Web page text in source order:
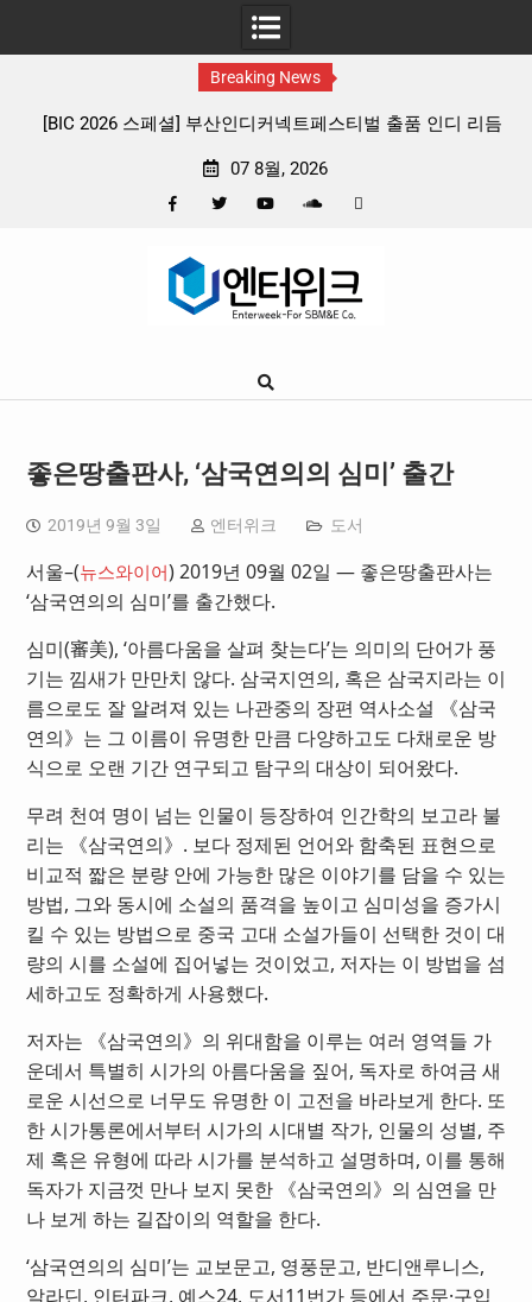
Breaking News
커넥트페스티벌 출품 인디 리듬
판타지 케이팝 애니메이션 ‘고
07 8월, 2026
Google
좋은땅출판사, ‘삼국연의의 심미’ 출간
2019년 9월 3일 엔터위크 도서
서울–(뉴스와이어) 2019년 09월 02일 — 좋은땅출판사는
‘삼국연의의 심미’를 출간했다.
심미(審美), ‘아름다움을 살펴 찾는다’는 의미의 단어가 풍
기는 낌새가 만만치 않다. 삼국지연의, 혹은 삼국지라는 이
름으로도 잘 알려져 있는 나관중의 장편 역사소설 《삼국
연의》는 그 이름이 유명한 만큼 다양하고도 다채로운 방
식으로 오랜 기간 연구되고 탐구의 대상이 되어왔다.
무려 천여 명이 넘는 인물이 등장하여 인간학의 보고라 불
리는 《삼국연의》. 보다 정제된 언어와 함축된 표현으로
비교적 짧은 분량 안에 가능한 많은 이야기를 담을 수 있는
방법, 그와 동시에 소설의 품격을 높이고 심미성을 증가시
킬 수 있는 방법으로 중국 고대 소설가들이 선택한 것이 대
량의 시를 소설에 집어넣는 것이었고, 저자는 이 방법을 섬
세하고도 정확하게 사용했다.
저자는 《삼국연의》의 위대함을 이루는 여러 영역들 가
운데서 특별히 시가의 아름다움을 짚어, 독자로 하여금 새
로운 시선으로 너무도 유명한 이 고전을 바라보게 한다. 또
한 시가통론에서부터 시가의 시대별 작가, 인물의 성별, 주
제 혹은 유형에 따라 시가를 분석하고 설명하며, 이를 통해
독자가 지금껏 만나 보지 못한 《삼국연의》의 심연을 만
나 보게 하는 길잡이의 역할을 한다.
‘삼국연의의 심미’는 교보문고, 영풍문고, 반디앤루니스,
알라딘, 인터파크, 예스24, 도서11번가 등에서 주문·구입